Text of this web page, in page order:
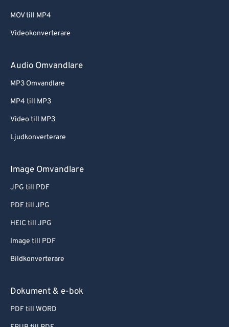
MOV till MP4
Videokonverterare
Audio Omvandlare
MP3 Omvandlare
MP4 till MP3
Video till MP3
Ljudkonverterare
Image Omvandlare
JPG till PDF
PDF till JPG
HEIC till JPG
Image till PDF
Bildkonverterare
Dokument & e-bok
PDF till WORD